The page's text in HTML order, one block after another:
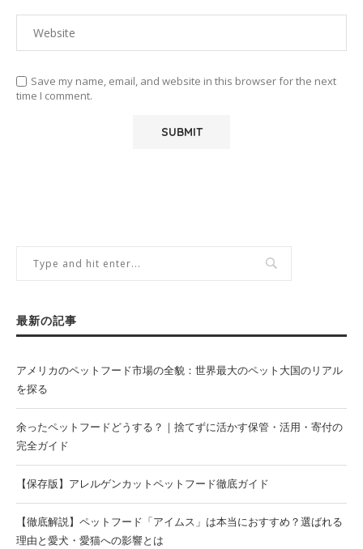
Save my name, email, and website in this browser for the next
time I comment.
最新の記事
アメリカのペットフード市場の全貌：世界最大のペット大国のリアル
を探る
余ったペットフードどうする？｜捨てずに活かす保管・活用・寄付の
完全ガイド
【保存版】アレルゲンカットペットフード徹底ガイド
【徹底解説】ペットフード「アイムス」は本当におすすめ？選ばれる
理由と愛犬・愛猫への影響とは